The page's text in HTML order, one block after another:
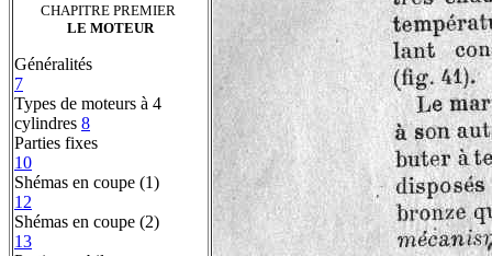
CHAPITRE PREMIER
LE MOTEUR
Généralités
7
Types de moteurs à 4
cylindres 8
Parties fixes
10
Shémas en coupe (1)
12
Shémas en coupe (2)
13